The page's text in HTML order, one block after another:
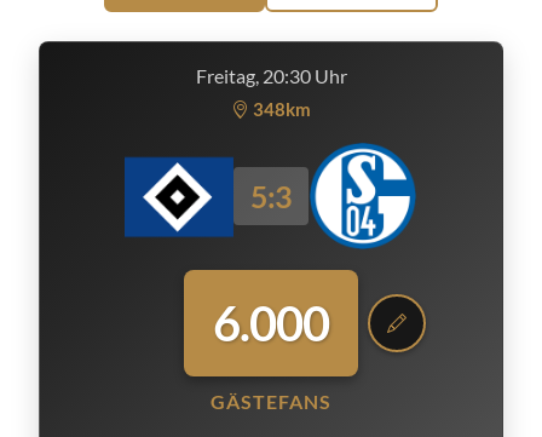
Freitag, 20:30 Uhr
348km
5:3
6.000
GÄSTEFANS